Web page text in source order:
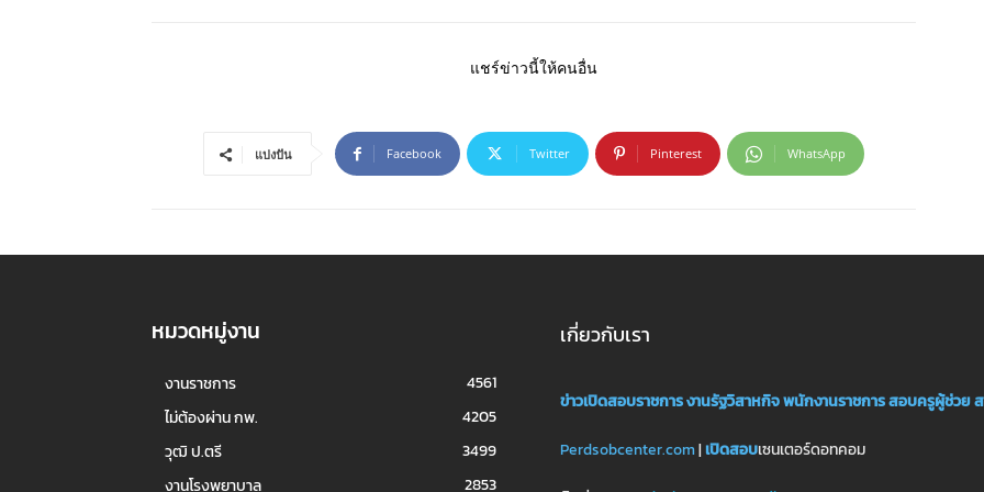
แชร์ข่าวนี้ให้คนอื่น
แบ่งปัน Facebook Twitter Pinterest WhatsApp
หมวดหมู่งาน
งานราชการ
4561
ไม่ต้องผ่าน กพ.
4205
วุฒิ ป.ตรี
3499
งานโรงพยาบาล
2853
เกี่ยวกับเรา
ข่าวเปิดสอบราชการงานรัฐวิสาหกิจพนักงานราชการสอบครูผู้ช่วย
Perdsobcenter.com|เปิดสอบเซนเตอร์ดอทคอม